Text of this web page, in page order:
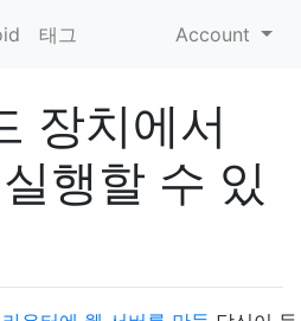
태그 Account
장치에서
행할 수 있